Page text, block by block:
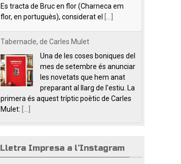
Es tracta de Bruc en flor (Charneca em
flor, en portuguès), considerat el
Tabernacle, de Carles Mulet
Una de les coses boniques del
mes de setembre és anunciar
les novetats que hem anat
preparant al llarg de l'estiu. La
primera és aquest tríptic poètic de Carles
Mulet:
Lletra Impresa a l’Instagram